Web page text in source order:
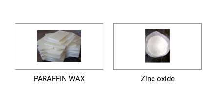
PARAFFIN WAX Zinc oxide